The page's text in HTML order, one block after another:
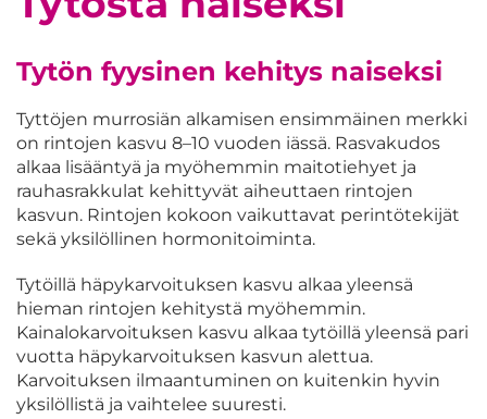
Tytön fyysinen kehitys naiseksi
Tyttöjen murrosiän alkamisen ensimmäinen merkki
on rintojen kasvu 8–10 vuoden iässä. Rasvakudos
alkaa lisääntyä ja myöhemmin maitotiehyet ja
rauhasrakkulat kehittyvät aiheuttaen rintojen
kasvun. Rintojen kokoon vaikuttavat perintötekijät
sekä yksilöllinen hormonitoiminta.
Tytöillä häpykarvoituksen kasvu alkaa yleensä
hieman rintojen kehitystä myöhemmin.
Kainalokarvoituksen kasvu alkaa tytöillä yleensä pari
vuotta häpykarvoituksen kasvun alettua.
Karvoituksen ilmaantuminen on kuitenkin hyvin
yksilöllistä ja vaihtelee suuresti.